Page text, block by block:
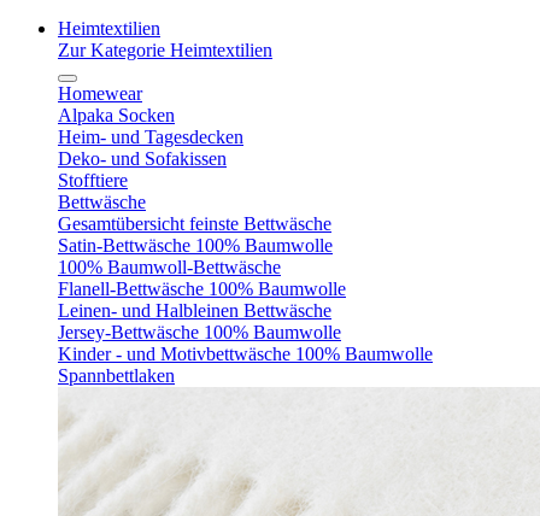
Heimtextilien
Zur Kategorie Heimtextilien
Homewear
Alpaka Socken
Heim- und Tagesdecken
Deko- und Sofakissen
Stofftiere
Bettwäsche
Gesamtübersicht feinste Bettwäsche
Satin-Bettwäsche 100% Baumwolle
100% Baumwoll-Bettwäsche
Flanell-Bettwäsche 100% Baumwolle
Leinen- und Halbleinen Bettwäsche
Jersey-Bettwäsche 100% Baumwolle
Kinder - und Motivbettwäsche 100% Baumwolle
Spannbettlaken